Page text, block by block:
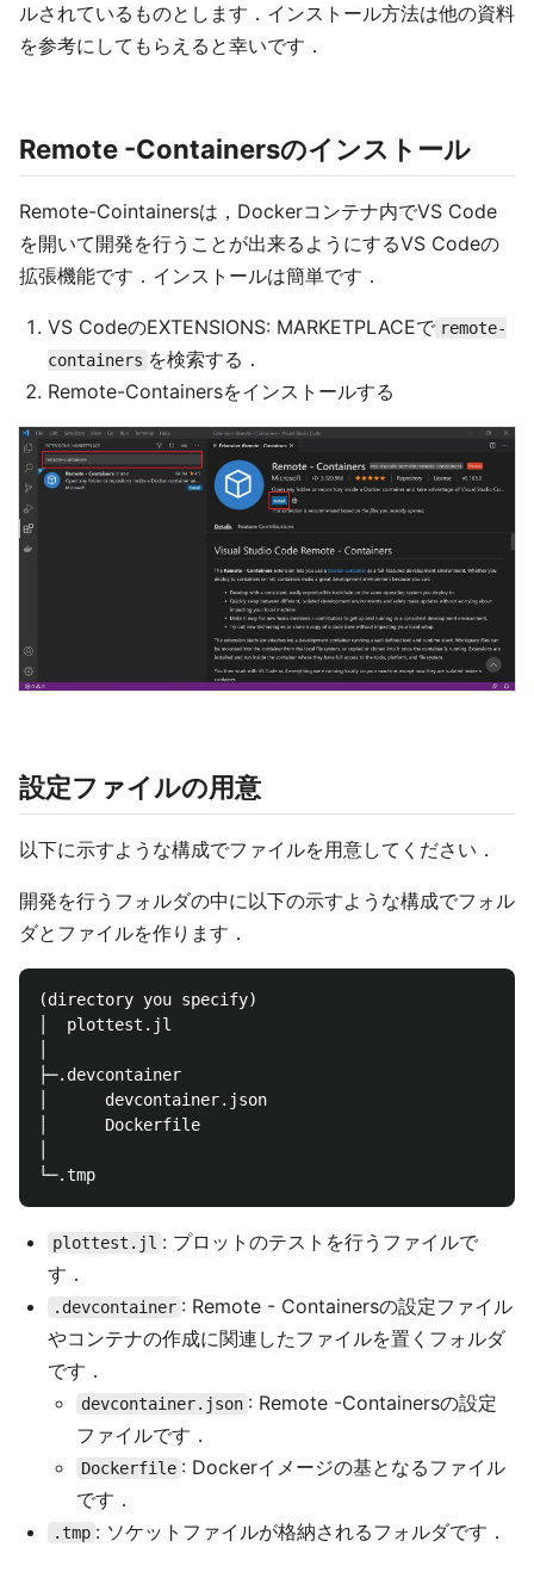
ルされているものとします．インストール方法は他の資料
を参考にしてもらえると幸いです．
Remote -Containersのインストール
Remote-Cointainersは，Dockerコンテナ内でVS Code
を開いて開発を行うことが出来るようにするVS Codeの
拡張機能です．インストールは簡単です．
VS CodeのEXTENSIONS: MARKETPLACEで remote-
containers を検索する．
Remote-Containersをインストールする
設定ファイルの用意
以下に示すような構成でファイルを用意してください．
開発を行うフォルダの中に以下の示すような構成でフォル
ダとファイルを作ります．
(directory you specify)
│  plottest.jl
├─.devcontainer
│      devcontainer.json
│      Dockerfile
plottest.jl : プロットのテストを行うファイルで
す．
.devcontainer : Remote - Containersの設定ファイル
やコンテナの作成に関連したファイルを置くフォルダ
です．
devcontainer.json : Remote -Containersの設定
ファイルです．
Dockerfile : Dockerイメージの基となるファイル
です．
.tmp : ソケットファイルが格納されるフォルダです．